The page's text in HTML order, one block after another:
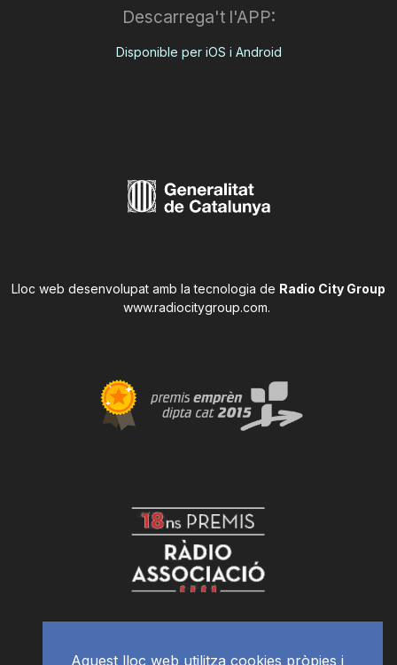
Descarrega't l'APP:
Disponible per iOS i Android
Lloc web desenvolupat amb la tecnologia de Radio City Group
www.radiocitygroup.com.
Aquest lloc web utilitza cookies pròpies i